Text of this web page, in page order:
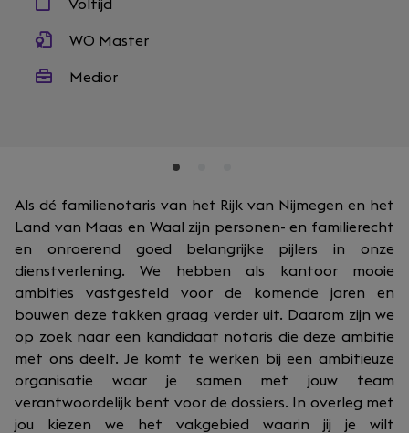
Voltijd
WO Master
Medior
Als dé familienotaris van het Rijk van Nijmegen en het
Land van Maas en Waal zijn personen- en familierecht
en onroerend goed belangrijke pijlers in onze
dienstverlening. We hebben als kantoor mooie
ambities vastgesteld voor de komende jaren en
bouwen deze takken graag verder uit. Daarom zijn we
op zoek naar een kandidaat notaris die deze ambitie
met ons deelt. Je komt te werken bij een ambitieuze
organisatie waar je samen met jouw team
verantwoordelijk bent voor de dossiers. In overleg met
jou kiezen we het vakgebied waarin jij je wilt